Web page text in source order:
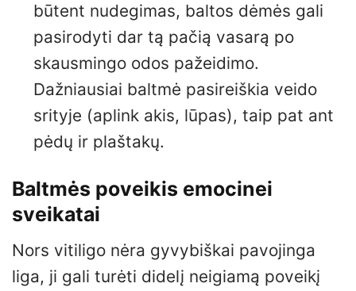
būtent nudegimas, baltos dėmės gali
pasirodyti dar tą pačią vasarą po
skausmingo odos pažeidimo.
Dažniausiai baltmė pasireiškia veido
srityje (aplink akis, lūpas), taip pat ant
pėdų ir plaštakų.
Baltmės poveikis emocinei
sveikatai
Nors vitiligo nėra gyvybiškai pavojinga
liga, ji gali turėti didelį neigiamą poveikį